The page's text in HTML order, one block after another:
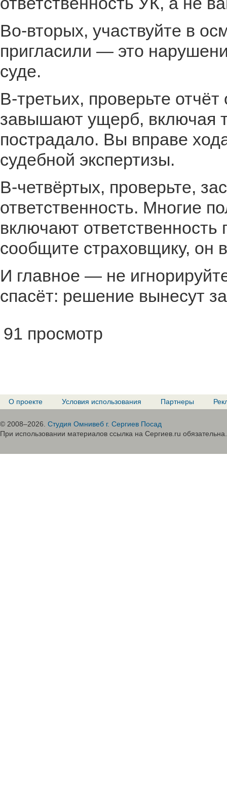
Во-вторых, участвуйте в
пригласили — это
суде.
В-третьих, проверьте
завышают ущерб, включая
пострадало. Вы вправе
судебной экспертизы.
В-четвёртых, проверьте,
ответственность. Многие
включают
сообщите страховщику, он
И главное — не
спасёт: решение вынесут
91 просмотр
О проекте Условия использования Партнеры
© 2008–2026. Студия Омнивеб г. Сергиев Посад
При использовании материалов ссылка на Сергиев.ru обязательна.